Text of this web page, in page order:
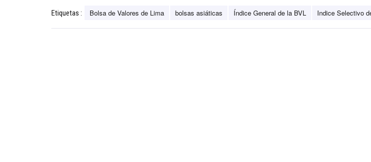
Etiquetas : Bolsa de Valores de Lima bolsas asiáticas Índice General de la BVL Indice Selectivo